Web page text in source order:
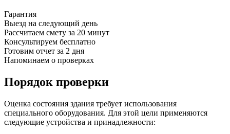
Гарантия
Выезд на следующий день
Рассчитаем смету за 20 минут
Консультируем бесплатно
Готовим отчет за 2 дня
Напоминаем о проверках
Порядок проверки
Оценка состояния здания требует использования
специального оборудования. Для этой цели применяются
следующие устройства и принадлежности: